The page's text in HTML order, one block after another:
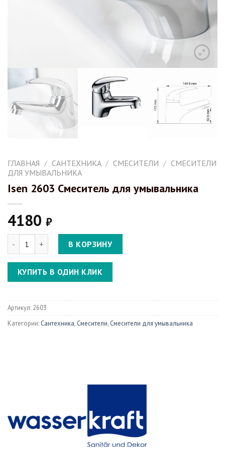
ГЛАВНАЯ / САНТЕХНИКА / СМЕСИТЕЛИ / СМЕСИТЕЛИ
ДЛЯ УМЫВАЛЬНИКА
Isen 2603 Смеситель для умывальника
4180 ₽
Количество Isen 2603 Смеситель для умывальника
В КОРЗИНУ
КУПИТЬ В ОДИН КЛИК
Артикул: 2603
Категории: Сантехника, Смесители, Смесители для умывальника